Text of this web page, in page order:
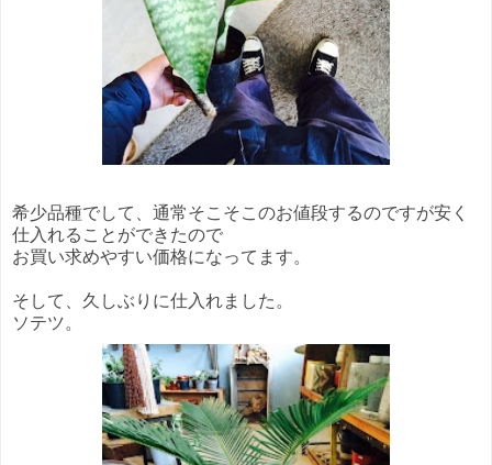
希少品種でして、通常そこそこのお値段するのですが安く
仕入れることができたので
お買い求めやすい価格になってます。
そして、久しぶりに仕入れました。
ソテツ。